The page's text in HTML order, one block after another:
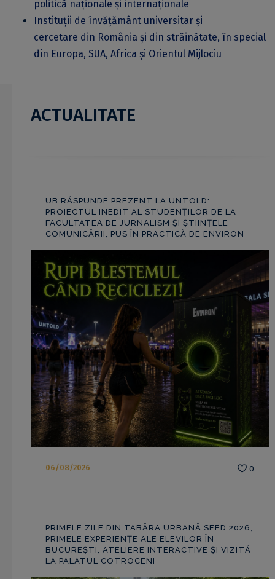
politică naționale și internaționale
Instituții de învățământ universitar și
cercetare din România și din străinătate, în special
din Europa, SUA, Africa și Orientul Mijlociu
ACTUALITATE
UB RĂSPUNDE PREZENT LA UNTOLD:
PROIECTUL INEDIT AL STUDENȚILOR DE LA
FACULTATEA DE JURNALISM ȘI ȘTIINȚELE
COMUNICĂRII, PUS ÎN PRACTICĂ DE ENVIRON
06/08/2026 0
PRIMELE ZILE DIN TABĂRA URBANĂ SEED 2026,
PRIMELE EXPERIENȚE ALE ELEVILOR ÎN
BUCUREȘTI, ATELIERE INTERACTIVE ȘI VIZITĂ
LA PALATUL COTROCENI